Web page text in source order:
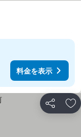
料金を表示
シェア お